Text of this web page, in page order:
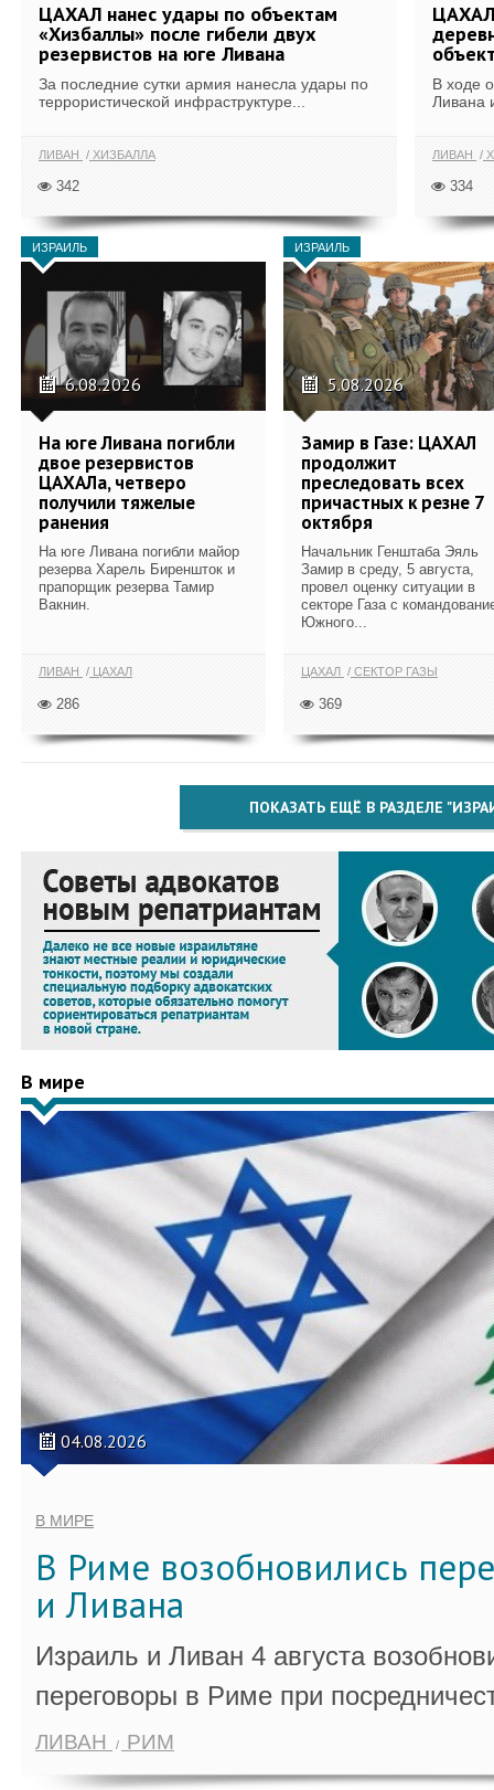
ЦАХАЛ нанес удары по объектам
«Хизбаллы» после гибели двух
резервистов на юге Ливана
За последние сутки армия нанесла удары по
террористической инфраструктуре...
ЛИВАН ХИЗБАЛЛА
342
В ходе
Ливана
ЛИВАН
334
ИЗРАИЛЬ
6.08.2026
На юге Ливана погибли
двое резервистов
ЦАХАЛа, четверо
получили тяжелые
ранения
На юге Ливана погибли майор
резерва Харель Биреншток и
прапорщик резерва Тамир
Вакнин.
ЛИВАН ЦАХАЛ
286
ИЗРАИЛЬ
5.08.2026
Замир в Газе: ЦАХАЛ
продолжит
преследовать всех
причастных к резне 7
октября
Начальник Генштаба Эяль
Замир в среду, 5 августа,
провел оценку ситуации в
секторе Газа с
Южного...
ЦАХАЛ СЕКТОР ГАЗЫ
369
ПОКАЗАТЬ ЕЩЁ В РАЗДЕЛЕ
В мире
04.08.2026
В МИРЕ
В Риме возобновились
и Ливана
Израиль и Ливан 4 августа
переговоры в Риме при
ЛИВАН РИМ